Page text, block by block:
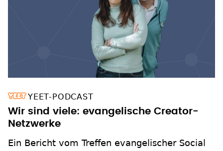
YEET-PODCAST
Wir sind viele: evangelische Creator-
Netzwerke
Ein Bericht vom Treffen evangelischer Social